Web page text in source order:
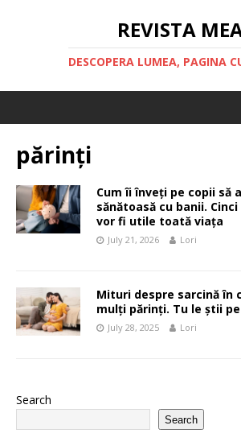
REVISTA
DESCOPERA LUMEA, PAGINA
părinți
Cum îi înveți pe copii să
sănătoasă cu banii.
vor fi utile toată viața
July 21, 2026 Lori
Mituri despre sarcină în
mulți părinți. Tu le știi
July 28, 2025 Lori
Search
Search